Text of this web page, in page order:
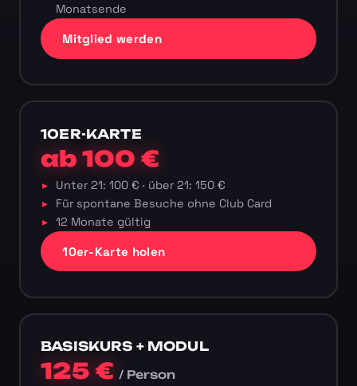
Monatsende
Mitglied werden
10ER-KARTE
ab 100 €
Unter 21: 100 € · über 21: 150 €
Für spontane Besuche ohne Club Card
12 Monate gültig
10er-Karte holen
BASISKURS + MODUL
125 €/ Person